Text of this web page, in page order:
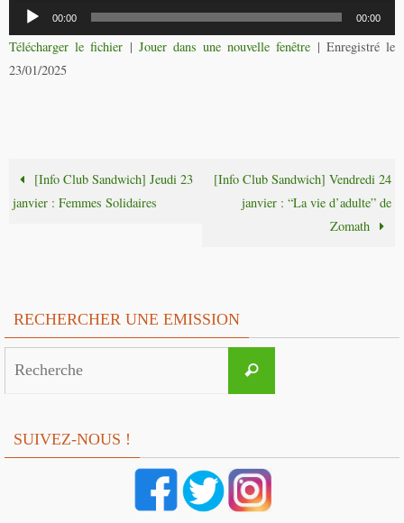
Lecteur
audio
00:00 00:00
Télécharger le fichier | Jouer dans une nouvelle fenêtre | Enregistré le
23/01/2025
[Info Club Sandwich] Jeudi 23
janvier : Femmes Solidaires
[Info Club Sandwich] Vendredi 24
janvier : “La vie d’adulte” de
Zomath
RECHERCHER UNE EMISSION
Recherche
SUIVEZ-NOUS !